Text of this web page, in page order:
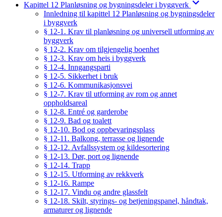
Kapittel 12 Planløsning og bygningsdeler i byggverk
Innledning til kapittel 12 Planløsning og bygningsdeler
i byggverk
§ 12-1. Krav til planløsning og universell utforming av
byggverk
§ 12-2. Krav om tilgjengelig boenhet
§ 12-3. Krav om heis i byggverk
§ 12-4. Inngangsparti
§ 12-5. Sikkerhet i bruk
§ 12-6. Kommunikasjonsvei
§ 12-7. Krav til utforming av rom og annet
oppholdsareal
§ 12-8. Entré og garderobe
§ 12-9. Bad og toalett
§ 12-10. Bod og oppbevaringsplass
§ 12-11. Balkong, terrasse og lignende
§ 12-12. Avfallssystem og kildesortering
§ 12-13. Dør, port og lignende
§ 12-14. Trapp
§ 12-15. Utforming av rekkverk
§ 12-16. Rampe
§ 12-17. Vindu og andre glassfelt
§ 12-18. Skilt, styrings- og betjeningspanel, håndtak,
armaturer og lignende